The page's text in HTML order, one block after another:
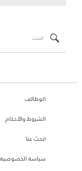
الوظائف
الشروط والأحكام
ابحث عنا
سياسة الخصوصية